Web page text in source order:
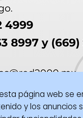
página web se
y los anuncios